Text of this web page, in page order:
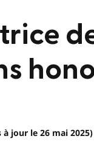
jour le 26 mai 2025)